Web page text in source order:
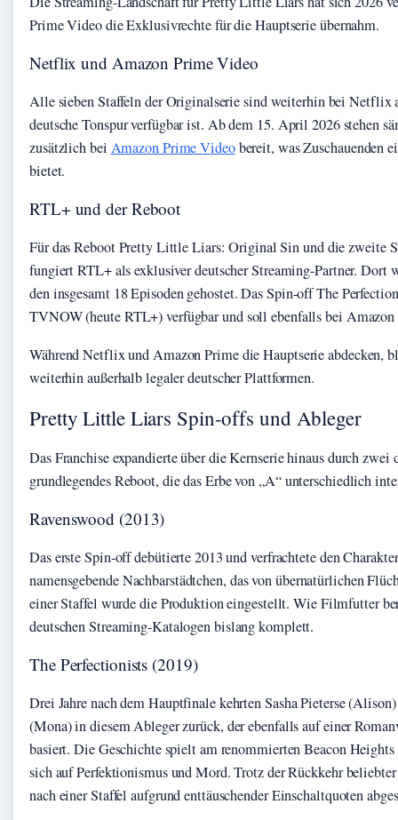
Prime Video die Exklusivrechte für die Hauptserie übernahm.
Netflix und Amazon Prime Video
Alle sieben Staffeln der Originalserie sind weiterhin bei Netflix
deutsche Tonspur verfügbar ist. Ab dem 15. April 2026 stehen
zusätzlich bei Amazon Prime Videobereit, was Zuschauenden
bietet.
RTL+ und der Reboot
Für das Reboot Pretty Little Liars: Original Sin und die zweite
fungiert RTL+ als exklusiver deutscher Streaming-Partner. Dort
den insgesamt 18 Episoden gehostet. Das Spin-off The
TVNOW (heute RTL+) verfügbar und soll ebenfalls bei
Während Netflix und Amazon Prime die Hauptserie abdecken,
weiterhin außerhalb legaler deutscher Plattformen.
Pretty Little Liars Spin-offs und Ableger
Das Franchise expandierte über die Kernserie hinaus durch
grundlegendes Reboot, die das Erbe von „A“ unterschiedlich
Ravenswood (2013)
Das erste Spin-off debütierte 2013 und verfrachtete den
namensgebende Nachbarstädtchen, das von übernatürlichen
einer Staffel wurde die Produktion eingestellt. Wie Filmfutter
deutschen Streaming-Katalogen bislang komplett.
The Perfectionists (2019)
Drei Jahre nach dem Hauptfinale kehrten Sasha Pieterse
(Mona) in diesem Ableger zurück, der ebenfalls auf einer
basiert. Die Geschichte spielt am renommierten Beacon
sich auf Perfektionismus und Mord. Trotz der Rückkehr
nach einer Staffel aufgrund enttäuschender Einschaltquoten